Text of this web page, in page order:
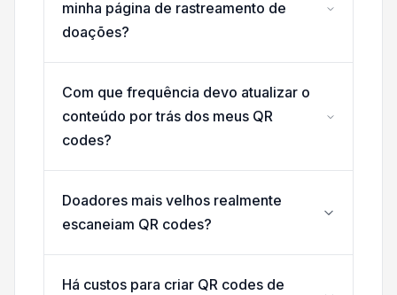
minha página de rastreamento de
doações?
Com que frequência devo atualizar o
conteúdo por trás dos meus QR
codes?
Doadores mais velhos realmente
escaneiam QR codes?
Há custos para criar QR codes de